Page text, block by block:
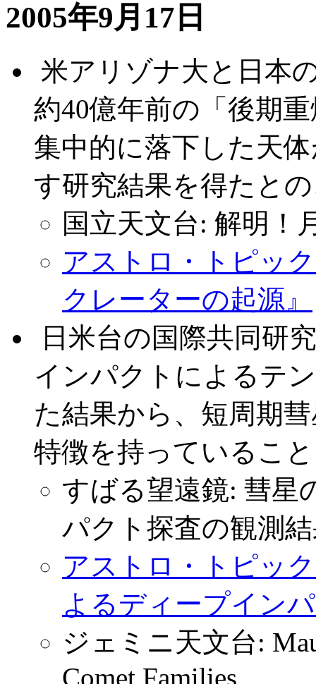
2005年9月17日
米アリゾナ大と日本
約40億年前の「後期
集中的に落下した天
す研究結果を得たと
国立天文台: 解明！
アストロ・トピッ
クレーターの起源』
日米台の国際共同研
インパクトによるテ
た結果から、短周期
特徴を持っているこ
すばる望遠鏡: 彗星
パクト探査の観測
アストロ・トピッ
よるディープイン
ジェミニ天文台:
Comet Families